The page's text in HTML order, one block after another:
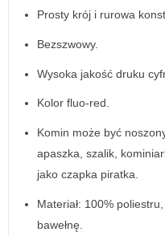
Prosty krój i rurowa
Bezszwowy.
Wysoka jakość druku
Kolor fluo-red.
Komin może być
apaszka, szalik,
jako czapka piratka.
Materiał: 100%
bawełnę.